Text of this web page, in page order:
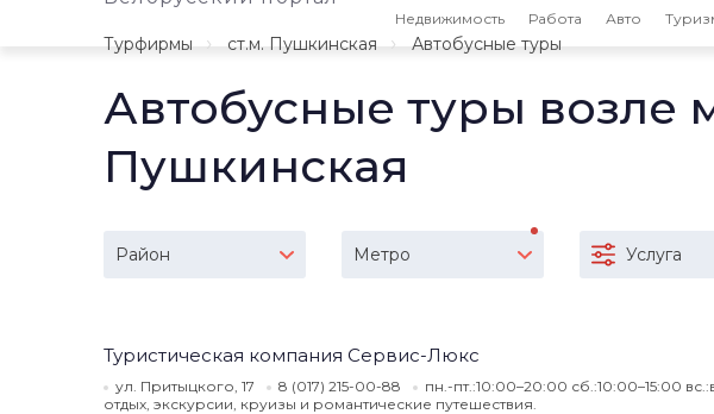
Недвижимость Работа Авто
Турфирмы
ст.м. Пушкинская Автобусные туры
Автобусные туры возле
Пушкинская
Район Метро Услуга
Туристическая компания Сервис-Люкс
ул. Притыцкого, 17 8 (017) 215-00-88 пн.-пт.:10:00–20:00 сб.:10:00–15:00
отдых, экскурсии, круизы и романтические путешествия.